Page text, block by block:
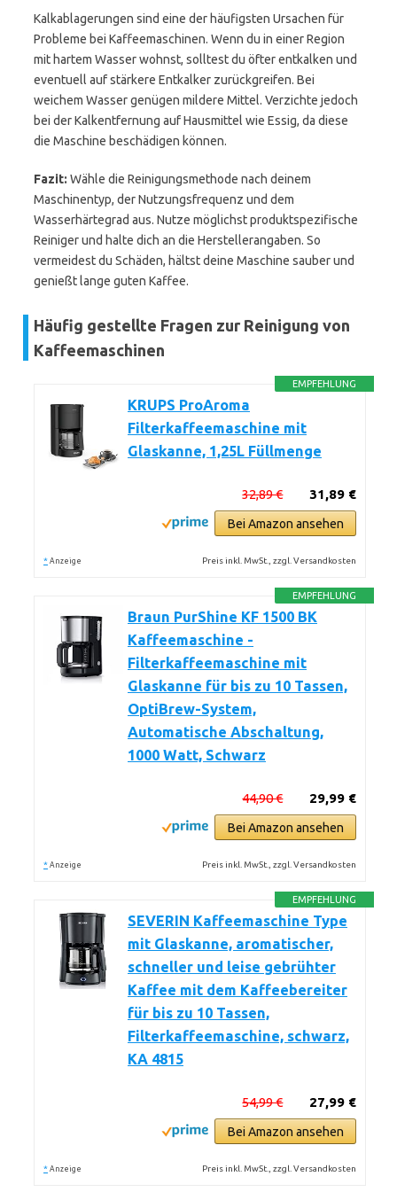
Kalkablagerungen sind eine der häufigsten Ursachen für
Probleme bei Kaffeemaschinen. Wenn du in einer Region
mit hartem Wasser wohnst, solltest du öfter entkalken und
eventuell auf stärkere Entkalker zurückgreifen. Bei
weichem Wasser genügen mildere Mittel. Verzichte jedoch
bei der Kalkentfernung auf Hausmittel wie Essig, da diese
die Maschine beschädigen können.
Fazit: Wähle die Reinigungsmethode nach deinem
Maschinentyp, der Nutzungsfrequenz und dem
Wasserhärtegrad aus. Nutze möglichst produktspezifische
Reiniger und halte dich an die Herstellerangaben. So
vermeidest du Schäden, hältst deine Maschine sauber und
genießt lange guten Kaffee.
Häufig gestellte Fragen zur Reinigung von
Kaffeemaschinen
EMPFEHLUNG
KRUPS ProAroma
Filterkaffeemaschine mit
Glaskanne, 1,25L Füllmenge
31,89 €
32,89 €
Bei Amazon ansehen
* Anzeige Preis inkl. MwSt., zzgl. Versandkosten
EMPFEHLUNG
Braun PurShine KF 1500 BK
Kaffeemaschine -
Filterkaffeemaschine mit
Glaskanne für bis zu 10 Tassen,
OptiBrew-System,
Automatische Abschaltung,
1000 Watt, Schwarz
29,99 €
44,90 €
Bei Amazon ansehen
* Anzeige Preis inkl. MwSt., zzgl. Versandkosten
EMPFEHLUNG
SEVERIN Kaffeemaschine Type
mit Glaskanne, aromatischer,
schneller und leise gebrühter
Kaffee mit dem Kaffeebereiter
für bis zu 10 Tassen,
Filterkaffeemaschine, schwarz,
KA 4815
27,99 €
54,99 €
Bei Amazon ansehen
* Anzeige Preis inkl. MwSt., zzgl. Versandkosten